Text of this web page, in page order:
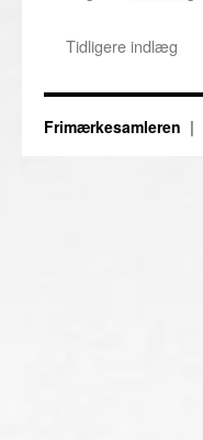
Tidligere indlæg
Frimærkesamleren